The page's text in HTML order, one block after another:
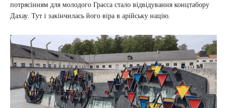
потрясінням для молодого Грасса стало відвідування концтабору
Дахау. Тут і закінчилась його віра в арійську націю.